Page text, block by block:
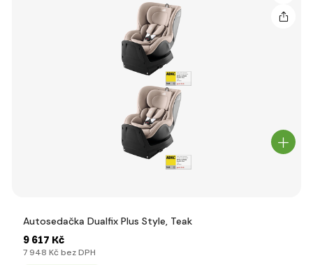
Autosedačka Dualfix Plus Style, Teak
9 617 Kč
7 948 Kč bez DPH